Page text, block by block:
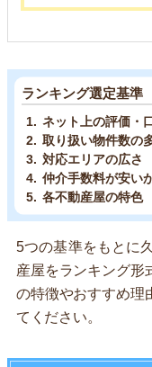
ランキング選定基準
ネット上の評価・
取り扱い物件数の
対応エリアの広さ
仲介手数料が安い
各不動産屋の特色
5つの基準をもとに
産屋をランキング形
の特徴やおすすめ理
てください。